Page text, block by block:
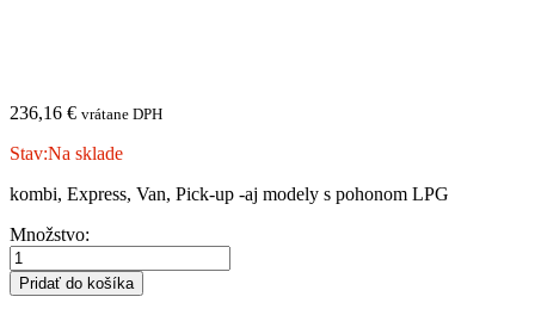
236,16 € vrátane DPH
Stav:Na sklade
kombi, Express, Van, Pick-up -aj modely s pohonom LPG
DACIA
Logan
MCV
Množstvo:
Pridať do košíka